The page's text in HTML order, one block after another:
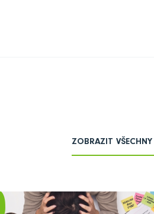
ZOBRAZIT VŠECHNY